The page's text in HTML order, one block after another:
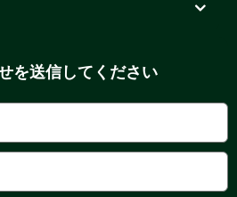
を送信してください